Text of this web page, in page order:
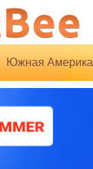
Южная Америка